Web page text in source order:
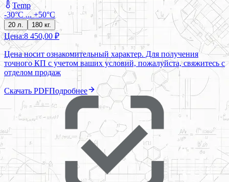
Temp
-30°С ... +50°С
20 л. 180 кг.
Цена:8 450,00 ₽
Цена носит ознакомительный характер. Для получения
точного КП с учетом ваших условий, пожалуйста, свяжитесь с
отделом продаж
Скачать PDFПодробнее